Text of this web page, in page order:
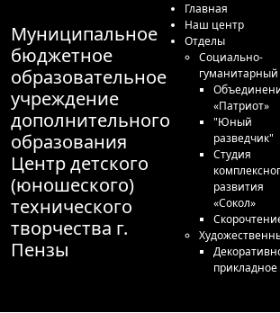
Муниципальное
бюджетное
образовательное
учреждение
дополнительного
образования
Центр детского
(юношеского)
технического
творчества г.
Пензы
Главная
Наш центр
Отделы
Социально-
гуманитарный
«Патриот»
"Юный
разведчик"
Студия
развития
«Сокол»
прикладное